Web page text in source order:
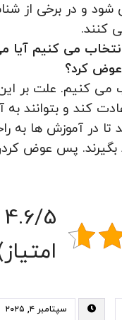
شود و در برخی از
کنند.
می کنیم آیا
کرد؟
می کنیم. علت بر
کند و بتوانند به
در آموزش ها به
بگیرند. پس عوض
سپتامبر ۴, ۲۰۲۵